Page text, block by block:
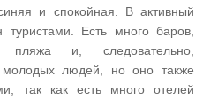
и спокойная. В активный
Есть много баров,
пляжа и, следовательно,
молодых людей, но оно также
так как есть много отелей